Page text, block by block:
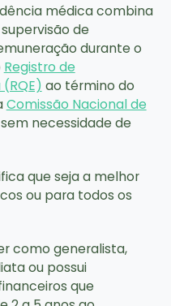
médica combina
de
durante o
Registro de
ao término do
Comissão Nacional de
necessidade de
que seja a melhor
ou para todos os
como generalista,
ou possui
que